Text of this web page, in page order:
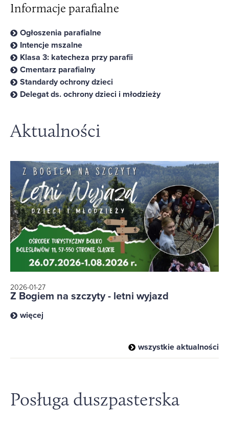
Informacje parafialne
Ogłoszenia parafialne
Intencje mszalne
Klasa 3: katecheza przy parafii
Cmentarz parafialny
Standardy ochrony dzieci
Delegat ds. ochrony dzieci i młodzieży
Aktualności
2026-01-27
Z Bogiem na szczyty - letni wyjazd
więcej
wszystkie aktualności
Posługa duszpasterska